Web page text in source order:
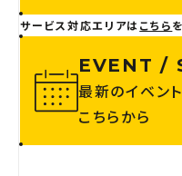
サービス対応エリアはこちら
EVENT /
最新のイベン
こちらから